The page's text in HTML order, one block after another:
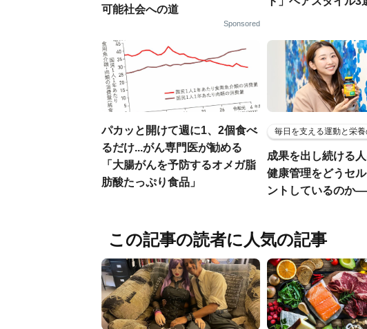
可能社会への道
Sponsored
パカッと開けて週に1、2個食べ
るだけ...がん専門医が勧める
「大腸がんを予防するオメガ脂
肪酸たっぷり食品」
毎日を支える運動と栄
成果を出し続ける
健康管理をどうセ
ントしているのか
この記事の読者に人気の記事